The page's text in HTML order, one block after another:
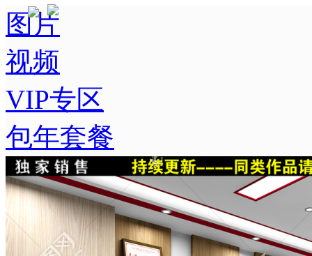
图片
视频
VIP专区
包年套餐